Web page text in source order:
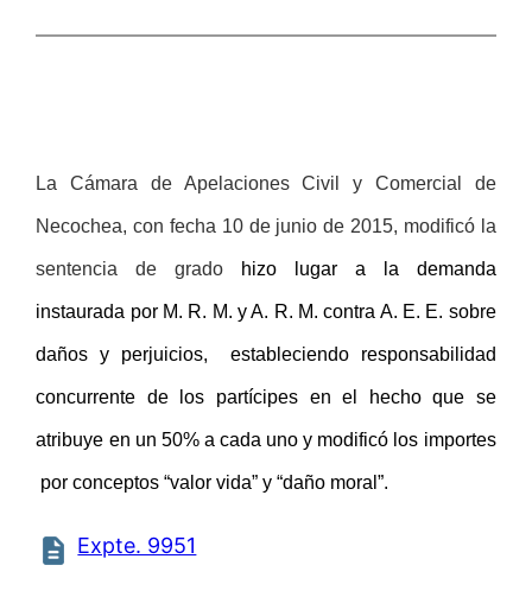
La Cámara de Apelaciones Civil y Comercial de
Necochea, con fecha 10 de junio de 2015, modificó la
sentencia de grado hizo lugar a la demanda
instaurada por M. R. M. y A. R. M. contra A. E. E. sobre
daños y perjuicios, estableciendo responsabilidad
concurrente de los partícipes en el hecho que se
atribuye en un 50% a cada uno y modificó los importes
por conceptos “valor vida” y “daño moral”.
Expte. 9951